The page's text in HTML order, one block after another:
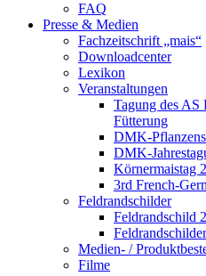
FAQ
Presse & Medien
Fachzeitschrift „mais“
Downloadcenter
Lexikon
Veranstaltungen
Tagung des AS
Fütterung
DMK-
DMK-
Körnermaistag
3rd French-
Feldrandschilder
Feldrandschild
Medien- /
Filme